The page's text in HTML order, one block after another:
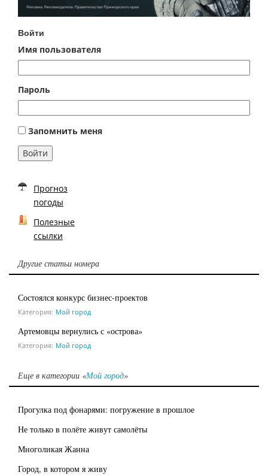
Войти
Имя пользователя
Пароль
Запомнить меня
Войти
Прогноз
погоды
Полезные
ссылки
Другие статьи номера
Состоялся конкурс бизнес-проектов
Категория: Мой город
Артемовцы вернулись с «острова»
Категория: Мой город
Еще в категории «Мой город»
Прогулка под фонарями: погружение в прошлое
Не только в полёте живут самолёты
Многоликая Жанна
Город, в котором я живу